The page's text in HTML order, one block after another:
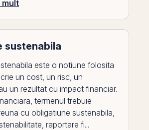
mult
sustenabila
este o notiune folosita
un cost, un risc, un
un rezultat cu impact financiar.
termenul trebuie
cu obligatiune sustenabila,
raportare fi...